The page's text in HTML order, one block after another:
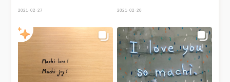
#taipeifood #popdaily
#menu #menu台灣 #menu台
北 #台灣美食 #台北美食 #東區
美食 #台北東區 #手搖飲料 #芝
#麥吉 #台北飲料 #忠孝敦化 #
忠孝敦化美食 #guide忠孝敦化
來以為是奶蓋而已 結果還真的
蓋飲用 才能喝到他上面炙燒過
後烤布蕾的脆焦糖部分 之後布
蕾和底下奶茶混合就像喝布丁奶
綿密 超好喝的啦～ 推薦大家來
這邊一定要試試看這杯烤布蕾紅
茶拿鐵 算是獨家創新又好喝的
2021-02-27
#Zoe吃吃喝喝 #奶酪 #手搖人
#台北美食 #taipei
2021-02-20